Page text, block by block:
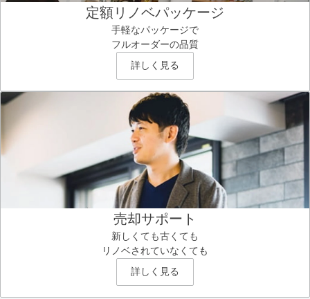
定額リノベパッケージ
手軽なパッケージで
フルオーダーの品質
詳しく見る
売却サポート
新しくても古くても
リノベされていなくても
詳しく見る